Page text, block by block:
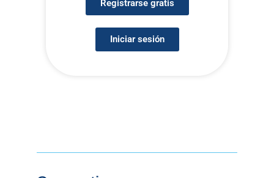
Registrarse gratis
Iniciar sesión